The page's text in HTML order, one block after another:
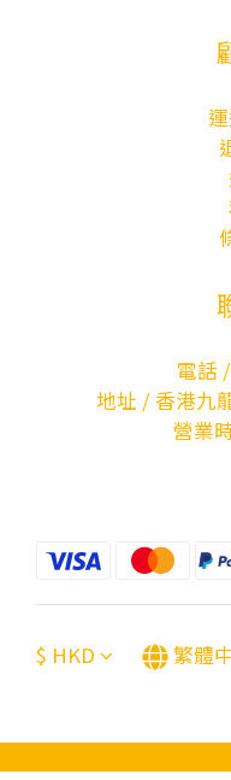
電話
地址 / 香港九
營業
$ HKD 繁體